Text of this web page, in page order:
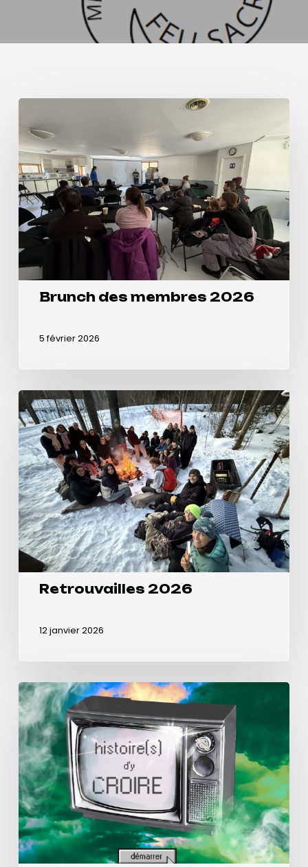
des
membres
2026
Brunch des membres 2026
5 février 2026
Retrouvailles
2026
Retrouvailles 2026
12 janvier 2026
BONNE
ANNÉE